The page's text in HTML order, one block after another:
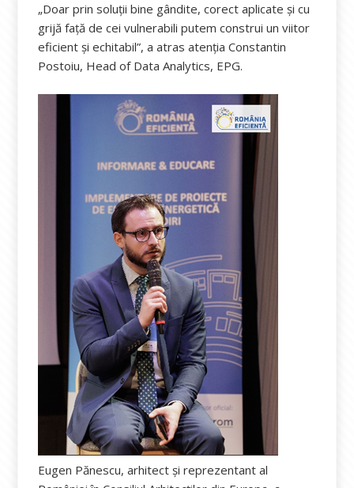
„Doar prin soluții bine gândite, corect aplicate și cu
grijă față de cei vulnerabili putem construi un viitor
eficient și echitabil”, a atras atenția Constantin
Postoiu, Head of Data Analytics, EPG.
Eugen Pănescu, arhitect și reprezentant al